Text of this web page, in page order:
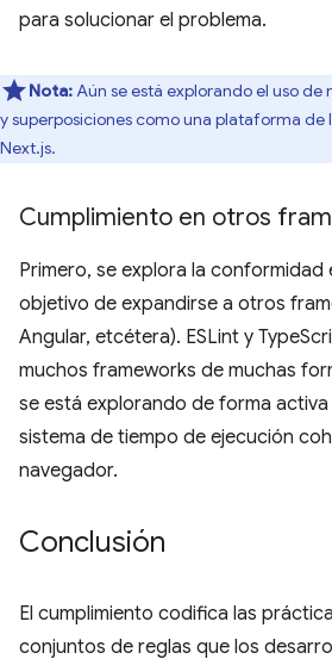
para solucionar el problema.
Nota:Aún se está explorando el uso
y superposiciones como una plataforma de
Next.js.
Cumplimiento en otros
Primero, se explora la conformidad
objetivo de expandirse a otros
Angular, etcétera). ESLint y
muchos frameworks de muchas
se está explorando de forma
sistema de tiempo de ejecución
navegador.
Conclusión
El cumplimiento codifica las
conjuntos de reglas que los